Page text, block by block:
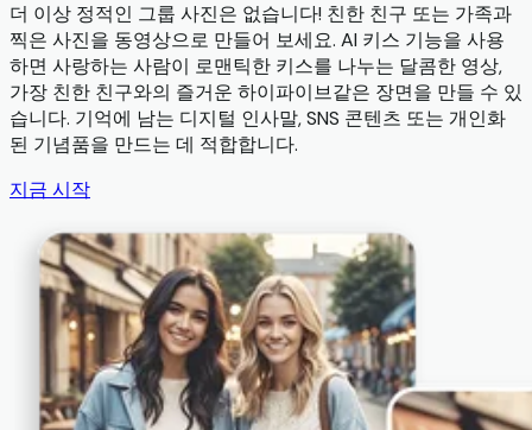
더 이상 정적인 그룹 사진은 없습니다! 친한 친구 또는 가족과
찍은 사진을 동영상으로 만들어 보세요. AI 키스 기능을 사용
하면 사랑하는 사람이 로맨틱한 키스를 나누는 달콤한 영상,
가장 친한 친구와의 즐거운 하이파이브같은 장면을 만들 수 있
습니다. 기억에 남는 디지털 인사말, SNS 콘텐츠 또는 개인화
된 기념품을 만드는 데 적합합니다.
지금 시작